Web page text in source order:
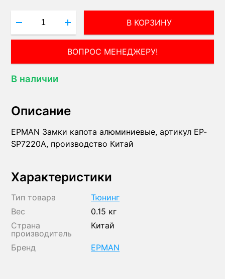
В КОРЗИНУ
ВОПРОС МЕНЕДЖЕРУ!
В наличии
Описание
EPMAN Замки капота алюминиевые, артикул EP-
SP7220A, производство Китай
Характеристики
Тип товара
Тюнинг
Вес
0.15 кг
Страна
производитель
Китай
Бренд EPMAN